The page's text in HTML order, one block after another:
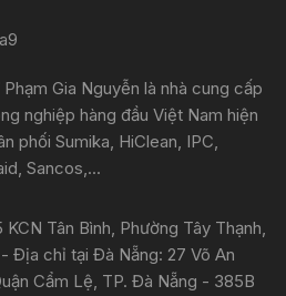
Gia Nguyễn là nhà cung cấp
nghiệp hàng đầu Việt Nam hiện
phối Sumika, HiClean, IPC,
Sancos,...
KCN Tân Bình, Phường Tây Thạnh,
Địa chỉ tại Đà Nẵng: 27 Võ An
Cẩm Lệ, TP. Đà Nẵng - 385B